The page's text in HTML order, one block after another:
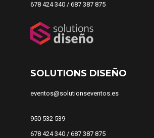
678 424 340 / 687 387 875
SOLUTIONS DISEÑO
eventos@solutionseventos.es
950 532 539
678 424 340 / 687 387 875